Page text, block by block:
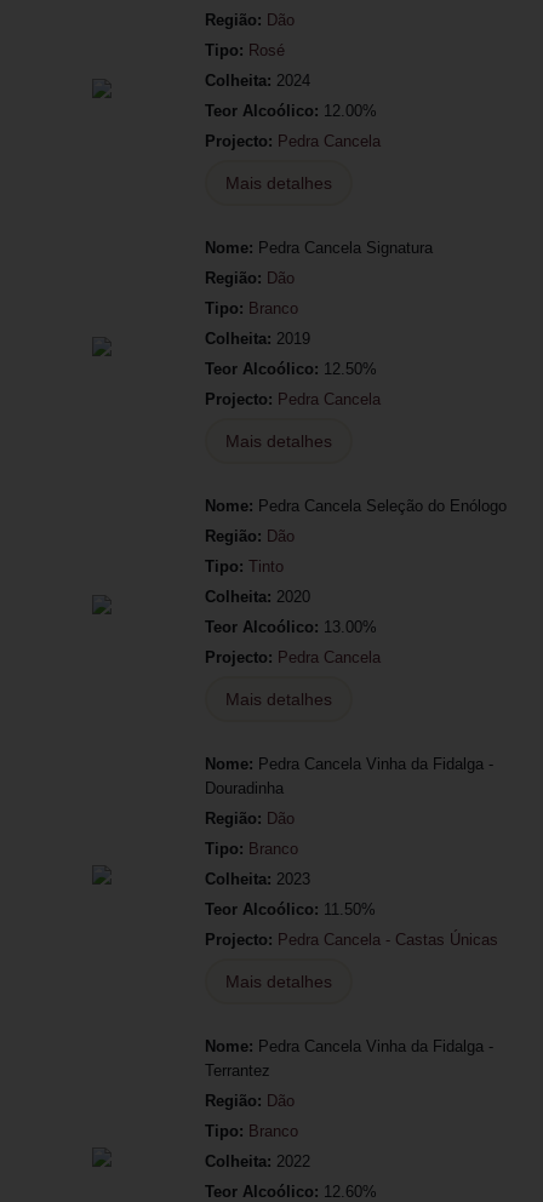
Região: Dão
Tipo: Rosé
Colheita: 2024
Teor Alcoólico: 12.00%
Projecto: Pedra Cancela
Mais detalhes
Nome: Pedra Cancela Signatura
Região: Dão
Tipo: Branco
Colheita: 2019
Teor Alcoólico: 12.50%
Projecto: Pedra Cancela
Mais detalhes
Nome: Pedra Cancela Seleção do Enólogo
Região: Dão
Tipo: Tinto
Colheita: 2020
Teor Alcoólico: 13.00%
Projecto: Pedra Cancela
Mais detalhes
Nome: Pedra Cancela Vinha da Fidalga -
Douradinha
Região: Dão
Tipo: Branco
Colheita: 2023
Teor Alcoólico: 11.50%
Projecto: Pedra Cancela - Castas Únicas
Mais detalhes
Nome: Pedra Cancela Vinha da Fidalga -
Terrantez
Região: Dão
Tipo: Branco
Colheita: 2022
Teor Alcoólico: 12.60%